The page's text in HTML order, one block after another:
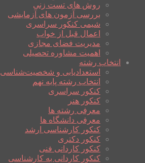
روش های تست زنی
بررسی آزمون های آزمایشی
شیمی کنکور سراسری
اعمال قبل از خواب
مدیریت فضای مجازی
اهمیت مشاوره تحصیلی
انتخاب رشته
استعدادیابی و شخصیت‌شناسی
انتخاب رشته پایه نهم
کنکور سراسری
کنکور هنر
معرفی رشته ها
معرفی دانشگاه ها
کنکور کارشناسی ارشد
کنکور دکتری
کنکور کاردانی فنی
کنکور کاردانی به کارشناسی